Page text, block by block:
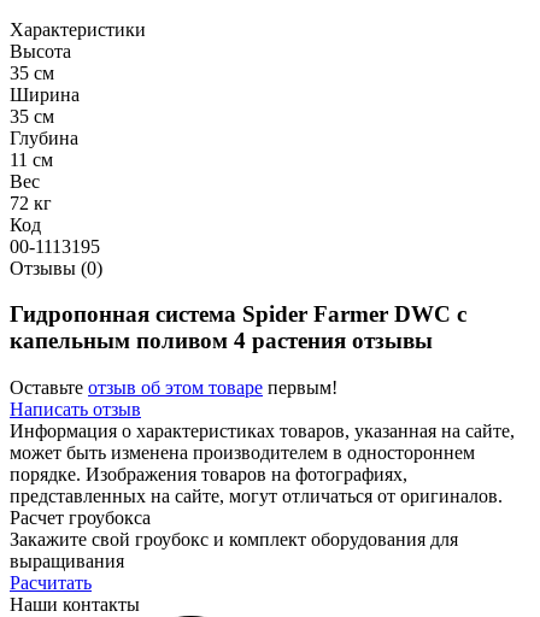
Характеристики
Высота
35 см
Ширина
35 см
Глубина
11 см
Вес
72 кг
Код
00-1113195
Отзывы (0)
Гидропонная система Spider Farmer DWC с
капельным поливом 4 растения отзывы
Оставьте отзыв об этом товаре первым!
Написать отзыв
Информация о характеристиках товаров, указанная на сайте,
может быть изменена производителем в одностороннем
порядке. Изображения товаров на фотографиях,
представленных на сайте, могут отличаться от оригиналов.
Расчет гроубокса
Закажите свой гроубокс и комплект оборудования для
выращивания
Расчитать
Наши контакты